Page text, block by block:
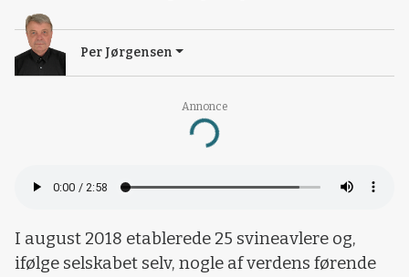
Annonce
Loading...
Per Jørgensen
I august 2018 etablerede 25 svineavlere og,
ifølge selskabet selv, nogle af verdens førende